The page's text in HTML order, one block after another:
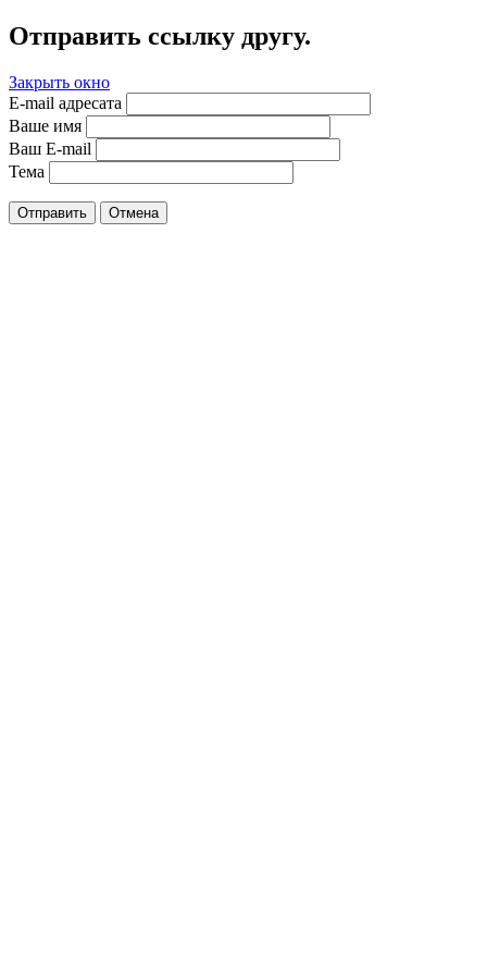
Отправить ссылку другу.
Закрыть окно
E-mail адресата
Ваше имя
Ваш E-mail
Тема
Отправить Отмена